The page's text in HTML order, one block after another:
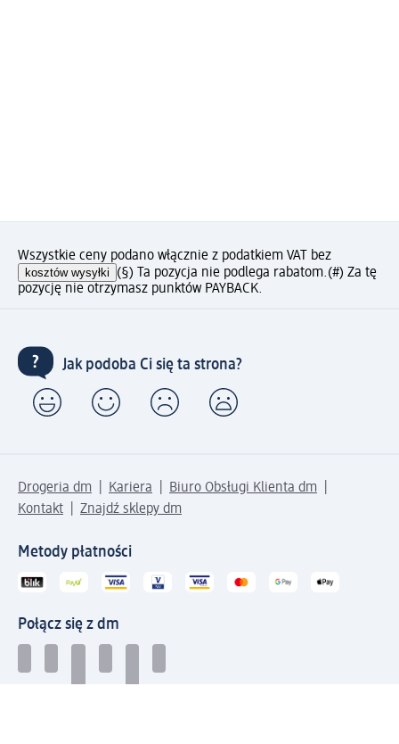
Wszystkie ceny podano włącznie z podatkiem VAT bez
kosztów wysyłki (§) Ta pozycja nie podlega rabatom.(#) Za tę
pozycję nie otrzymasz punktów PAYBACK.
Jak podoba Ci się ta strona?
Drogeria dm Kariera
Biuro Obsługi Klienta dm
Kontakt
Znajdź sklepy dm
Metody płatności
Połącz się z dm